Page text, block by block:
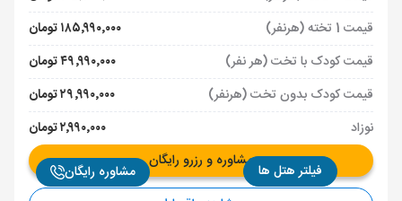
فیلتر هتل ها
قیمت 1 تخته (هرنفر)
۱۸۵٬۹۹۰٬۰۰۰ تومان
قیمت کودک با تخت (هر نفر)
۴۹٬۹۹۰٬۰۰۰ تومان
قیمت کودک بدون تخت (هرنفر)
۲۹٬۹۹۰٬۰۰۰ تومان
نوزاد
۲٬۹۹۰٬۰۰۰ تومان
مشاوره و رزرو رایگان
مشاوره رایگان